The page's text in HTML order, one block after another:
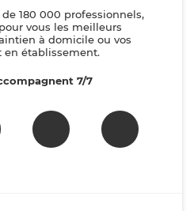
180 000 professionnels,
vous les meilleurs
à domicile ou vos
en établissement.
7/7